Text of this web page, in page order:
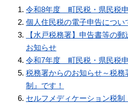
令和8年度 町民税・県民税
個人住民税の電子申告につい
【水戸税務署】申告書等の
お知らせ
令和7年度 町民税・県民税
税務署からのお知らせ～税務
制』です！
セルフメディケーション税